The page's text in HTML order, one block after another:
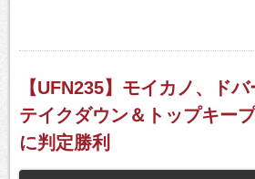
【UFN235】モイカノ、ド
テイクダウン＆トップキー
に判定勝利